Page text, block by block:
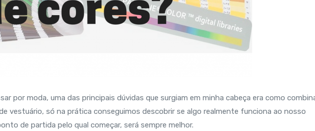
por moda, uma das principais dúvidas que surgiam em minha cabeça era como
vestuário, só na prática conseguimos descobrir se algo realmente funciona ao nosso
de partida pelo qual começar, será sempre melhor.